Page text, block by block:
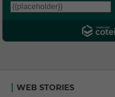
WEB STORIES